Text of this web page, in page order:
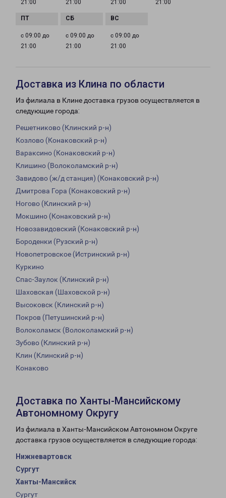
21:00 21:00 21:00 21:00
с 09:00 до
21:00
с 09:00 до
21:00
с 09:00 до
21:00
Доставка из Клина по области
Из филиала в Клине доставка грузов осуществляется в
следующие города:
Решетниково (Клинский р-н)
Козлово (Конаковский р-н)
Вараксино (Конаковский р-н)
Клишино (Волоколамский р-н)
Завидово (ж/д станция) (Конаковский р-н)
Дмитрова Гора (Конаковский р-н)
Ногово (Клинский р-н)
Мокшино (Конаковский р-н)
Новозавидовский (Конаковский р-н)
Бороденки (Рузский р-н)
Новопетровское (Истринский р-н)
Куркино
Спас-Заулок (Клинский р-н)
Шаховская (Шаховской р-н)
Высоковск (Клинский р-н)
Покров (Петушинский р-н)
Волоколамск (Волоколамский р-н)
Зубово (Клинский р-н)
Клин (Клинский р-н)
Конаково
Доставка по Ханты-Мансийскому
Автономному Округу
Из филиала в Ханты-Мансийском Автономном Округе
доставка грузов осуществляется в следующие города:
Нижневартовск
Сургут
Ханты-Мансийск
Сургут